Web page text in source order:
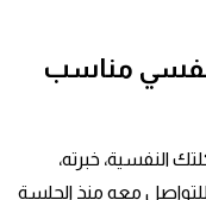
نفسي مناسب
النفسية، خبرته،
معه منذ الجلسة